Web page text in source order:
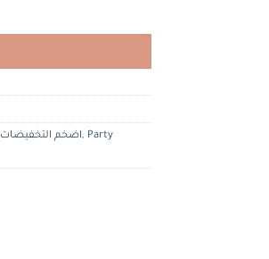
اضخم التخفيضات, Party